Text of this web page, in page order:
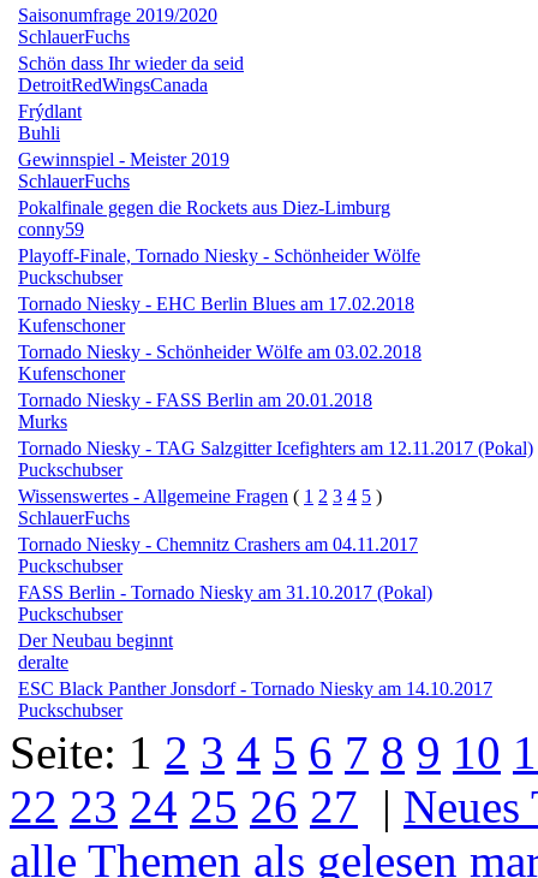
Saisonumfrage 2019/2020
SchlauerFuchs
Schön dass Ihr wieder da seid
DetroitRedWingsCanada
Frýdlant
Buhli
Gewinnspiel - Meister 2019
SchlauerFuchs
Pokalfinale gegen die Rockets aus Diez-Limburg
conny59
Playoff-Finale, Tornado Niesky - Schönheider Wölfe
Puckschubser
Tornado Niesky - EHC Berlin Blues am 17.02.2018
Kufenschoner
Tornado Niesky - Schönheider Wölfe am 03.02.2018
Kufenschoner
Tornado Niesky - FASS Berlin am 20.01.2018
Murks
Tornado Niesky - TAG Salzgitter Icefighters am 12.11.2017 (Pokal)
Puckschubser
Wissenswertes - Allgemeine Fragen ( 1 2 3 4 5 )
SchlauerFuchs
Tornado Niesky - Chemnitz Crashers am 04.11.2017
Puckschubser
FASS Berlin - Tornado Niesky am 31.10.2017 (Pokal)
Puckschubser
Der Neubau beginnt
deralte
ESC Black Panther Jonsdorf - Tornado Niesky am 14.10.2017
Puckschubser
Seite: 1 2 3 4 5 6 7 8 9 10
22 23 24 25 26 27 | Neues
alle Themen als gelesen